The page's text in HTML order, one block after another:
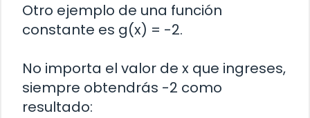
Otro ejemplo de una función
constante es g(x) = -2.
No importa el valor de x que ingreses,
siempre obtendrás -2 como
resultado: